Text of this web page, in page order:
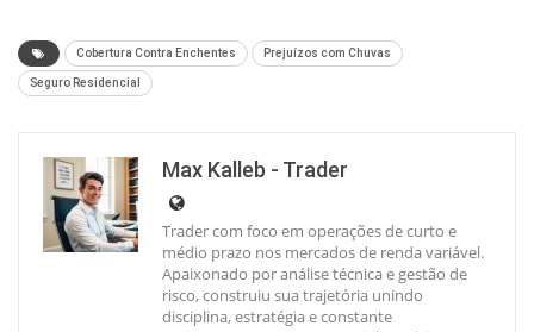
Cobertura Contra Enchentes Prejuízos com Chuvas
Seguro Residencial
Max Kalleb - Trader
Trader com foco em operações de curto e
médio prazo nos mercados de renda variável.
Apaixonado por análise técnica e gestão de
risco, construiu sua trajetória unindo
disciplina, estratégia e constante